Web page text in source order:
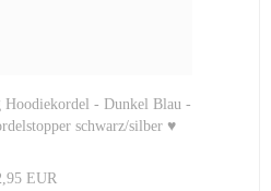
- Dunkel Blau -
schwarz/silber ♥
EUR